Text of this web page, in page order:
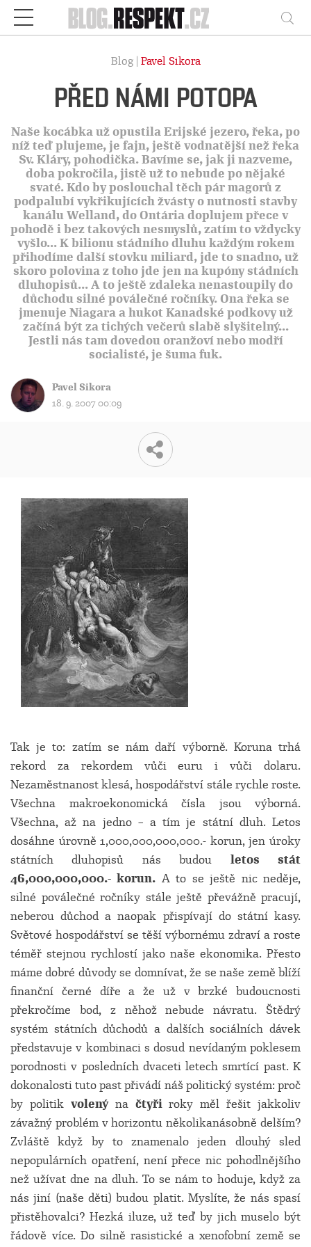
Respekt
Blog | Pavel Sikora
PŘED NÁMI POTOPA
Naše kocábka už opustila Erijské jezero, řeka, po
níž teď plujeme, je fajn, ještě vodnatější než řeka
Sv. Kláry, pohodička. Bavíme se, jak ji nazveme,
doba pokročila, jistě už to nebude po nějaké
svaté. Kdo by poslouchal těch pár magorů z
podpalubí vykřikujících žvásty o nutnosti stavby
kanálu Welland, do Ontária doplujem přece v
pohodě i bez takových nesmyslů, zatím to vždycky
vyšlo... K bilionu stádního dluhu každým rokem
přihodíme další stovku miliard, jde to snadno, už
skoro polovina z toho jde jen na kupóny stádních
dluhopisů... A to ještě zdaleka nenastoupily do
důchodu silné poválečné ročníky. Ona řeka se
jmenuje Niagara a hukot Kanadské podkovy už
začíná být za tichých večerů slabě slyšitelný...
Jestli nás tam dovedou oranžoví nebo modří
socialisté, je šuma fuk.
Pavel Sikora
18. 9. 2007 00:09
Tak je to: zatím se nám daří výborně. Koruna trhá
rekord za rekordem vůči euru i vůči dolaru.
Nezaměstnanost klesá, hospodářství stále rychle roste.
Všechna makroekonomická čísla jsou výborná.
Všechna, až na jedno – a tím je státní dluh. Letos
dosáhne úrovně 1,000,000,000,000.- korun, jen úroky
státních dluhopisů nás budou letos stát
46,000,000,000.- korun. A to se ještě nic neděje,
silné poválečné ročníky stále ještě převážně pracují,
neberou důchod a naopak přispívají do státní kasy.
Světové hospodářství se těší výbornému zdraví a roste
téměř stejnou rychlostí jako naše ekonomika. Přesto
máme dobré důvody se domnívat, že se naše země blíží
finanční černé díře a že už v brzké budoucnosti
překročíme bod, z něhož nebude návratu. Štědrý
systém státních důchodů a dalších sociálních dávek
představuje v kombinaci s dosud nevídaným poklesem
porodnosti v posledních dvaceti letech smrtící past. K
dokonalosti tuto past přivádí náš politický systém: proč
by politik volenýna čtyřiroky měl řešit jakkoliv
závažný problém v horizontu několikanásobně delším?
Zvláště když by to znamenalo jeden dlouhý sled
nepopulárních opatření, není přece nic pohodlnějšího
než užívat dne na dluh. To se nám to hoduje, když za
nás jiní (naše děti) budou platit. Myslíte, že nás spasí
přistěhovalci? Hezká iluze, už teď by jich muselo být
řádově více. Do silně rasistické a xenofobní země se